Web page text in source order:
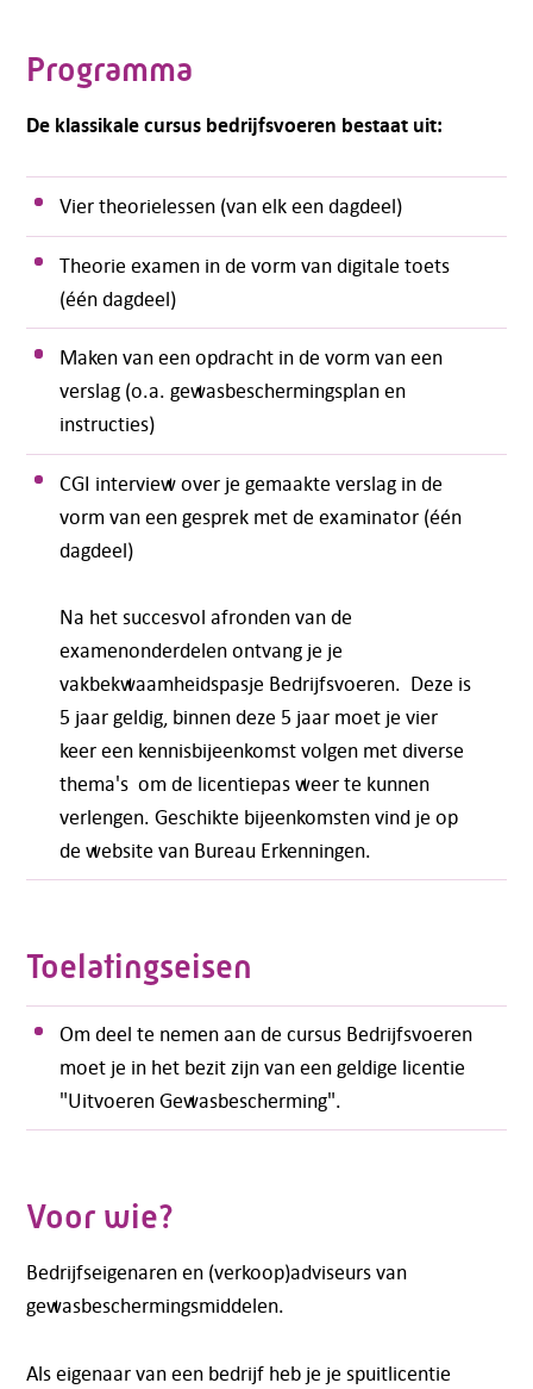
Programma
De klassikale cursus bedrijfsvoeren bestaat uit:
Vier theorielessen (van elk een dagdeel)
Theorie examen in de vorm van digitale toets
(één dagdeel)
Maken van een opdracht in de vorm van een
verslag (o.a. gewasbeschermingsplan en
instructies)
CGI interview over je gemaakte verslag in de
vorm van een gesprek met de examinator (één
dagdeel)
Na het succesvol afronden van de
examenonderdelen ontvang je je
vakbekwaamheidspasje Bedrijfsvoeren. Deze is
5 jaar geldig, binnen deze 5 jaar moet je vier
keer een kennisbijeenkomst volgen met diverse
thema's om de licentiepas weer te kunnen
verlengen. Geschikte bijeenkomsten vind je op
de website van Bureau Erkenningen.
Toelatingseisen
Om deel te nemen aan de cursus Bedrijfsvoeren
moet je in het bezit zijn van een geldige licentie
"Uitvoeren Gewasbescherming".
Voor wie?
Bedrijfseigenaren en (verkoop)adviseurs van
gewasbeschermingsmiddelen.
Als eigenaar van een bedrijf heb je je spuitlicentie